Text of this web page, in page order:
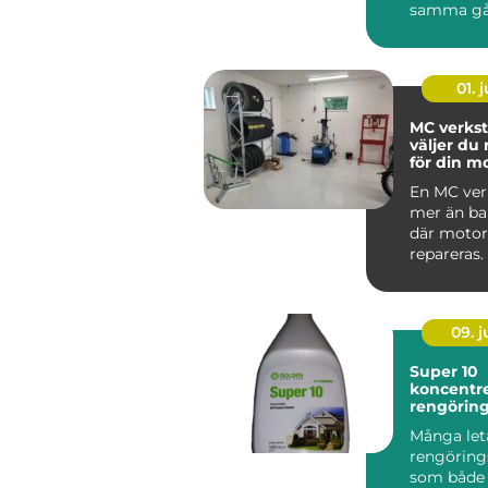
samma
ärvda fö...
01.
MC
väljer du
för din
En MC
mer än
där
09.
Super 10
hem och
Många
som